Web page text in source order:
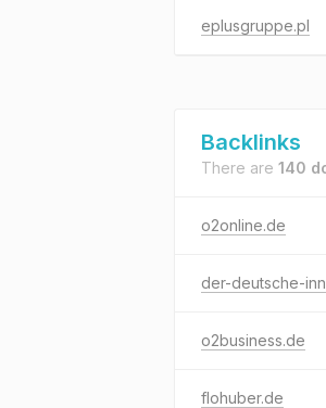
eplusgruppe.pl
Backlinks
There are 140
o2online.de
der-deutsche-
o2business.de
flohuber.de